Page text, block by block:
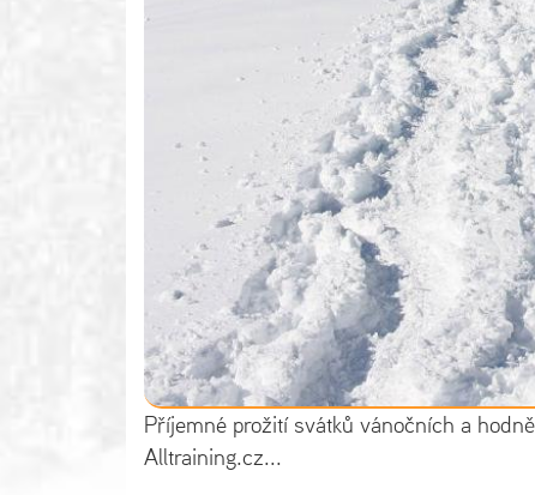
Příjemné prožití svátků vánočních a
Alltraining.cz...